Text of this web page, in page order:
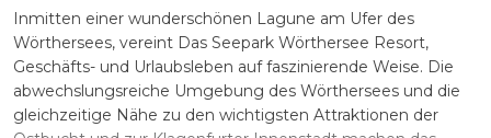
Inmitten einer wunderschönen Lagune am Ufer des
Wörthersees, vereint Das Seepark Wörthersee Resort,
Geschäfts- und Urlaubsleben auf faszinierende Weise. Die
abwechslungsreiche Umgebung des Wörthersees und die
gleichzeitige Nähe zu den wichtigsten Attraktionen der